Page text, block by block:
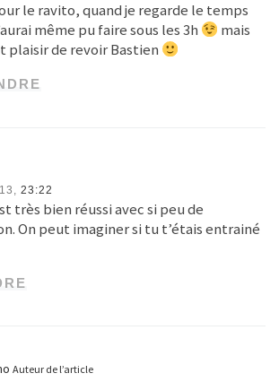
le ravito, quand je regarde le temps
même pu faire sous les 3h
mais
plaisir de revoir Bastien
23:22
très bien réussi avec si peu de
On peut imaginer si tu t’étais entrainé
Auteur de l’article